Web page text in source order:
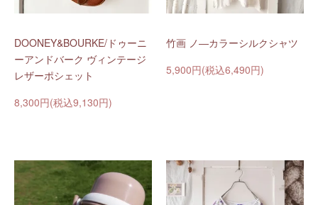
DOONEY&BOURKE/ドゥーニ
ーアンドバーク ヴィンテージ
レザーポシェット
8,300円(税込9,130円)
竹画 ノ―カラーシルクシャツ
5,900円(税込6,490円)